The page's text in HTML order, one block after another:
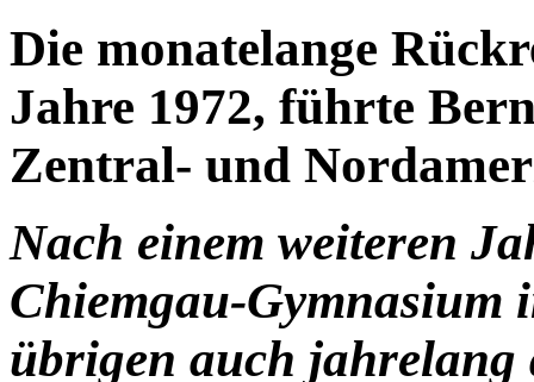
Die monatelange
Jahre 1972, führte
Zentral- und
Nach einem weiteren
Chiemgau-Gymnasium
übrigen auch jahrelang